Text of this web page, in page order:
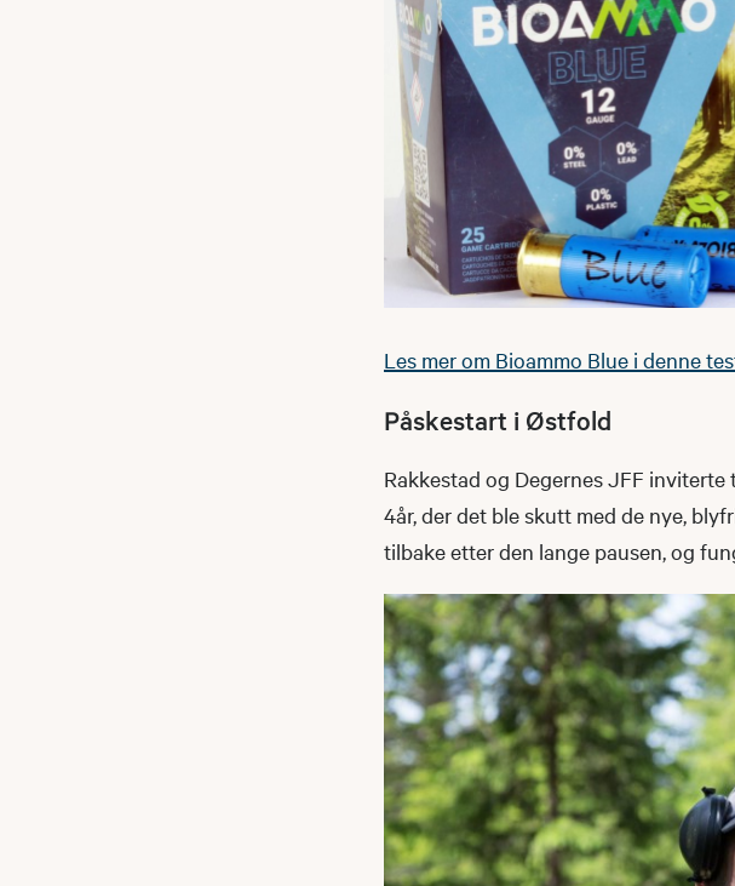
Les mer om Bioammo Blue i denne
Påskestart i Østfold
Rakkestad og Degernes JFF
4år, der det ble skutt med de nye,
tilbake etter den lange pausen, og